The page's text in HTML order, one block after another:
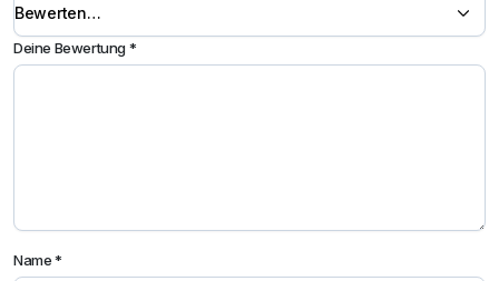
Deine Bewertung*
Name*